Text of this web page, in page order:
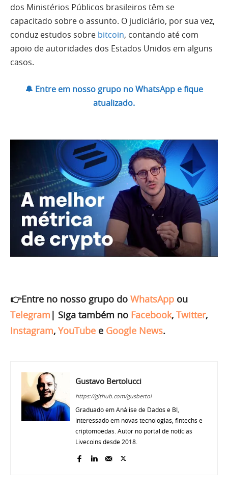
dos Ministérios Públicos brasileiros têm se
capacitado sobre o assunto. O judiciário, por sua vez,
conduz estudos sobre bitcoin, contando até com
apoio de autoridades dos Estados Unidos em alguns
casos.
🔔 Entre em nosso grupo no WhatsApp e fique
atualizado.
👉Entre no nosso grupo do WhatsApp ou
Telegram | Siga também no Facebook, Twitter,
Instagram, YouTube e Google News.
Gustavo Bertolucci
https://github.com/gusbertol
Graduado em Análise de Dados e BI,
interessado em novas tecnologias, fintechs e
criptomoedas. Autor no portal de notícias
Livecoins desde 2018.